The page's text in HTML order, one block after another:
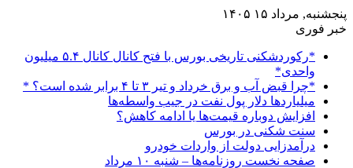
پنجشنبه, مرداد ۱۵ ۱۴۰۵
خبر فوری
*رکوردشکنی تاریخی بورس با فتح کانال کانال ۵.۴ میلیون
واحدی*
*چرا قبض آب و برق خرداد و تیر ۳ تا ۴ برابر شده است؟ *
میلیاردها دلار پول نفت در جیب واسطه‌ها
افزایش دوباره قیمت‌ها یا ادامه کاهش؟
سنت شکنی در بورس
درآمدزایی دولت از واردات خودرو
صفحه نخست روزنامه‌ها – شنبه ۱۰ مرداد